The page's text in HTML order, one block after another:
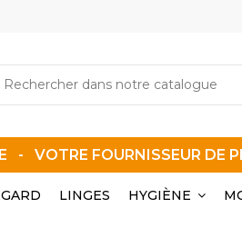
- VOTRE FOURNISSEUR DE
LINGES HYGIÈNE